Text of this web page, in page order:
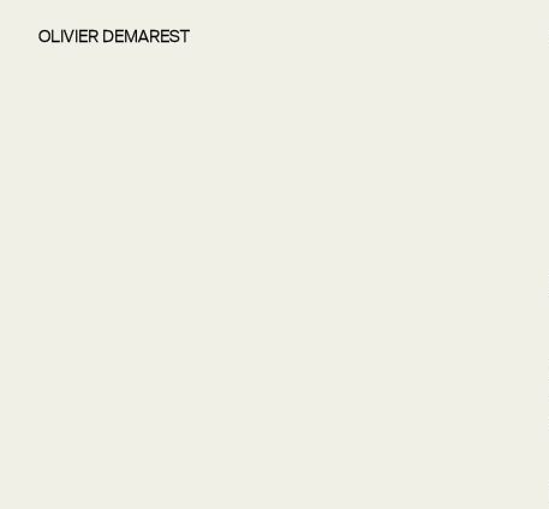
OLIVIER DEMAREST